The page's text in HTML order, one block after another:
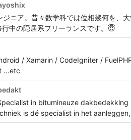
ニア。昔々数学科では位相幾何を、
中の隠居系フリーランスです。😇
/ Xamarin / CodeIgniter /
...etc
in bitumineuze
is dé specialist in het aanleggen,